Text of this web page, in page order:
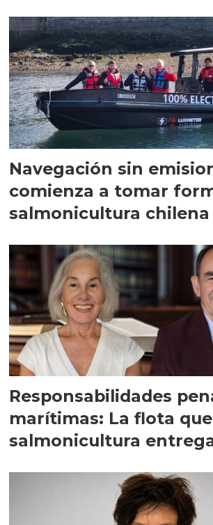
Navegación sin
comienza a tomar
salmonicultura chilena
Responsabilidades
marítimas: La flota
salmonicultura